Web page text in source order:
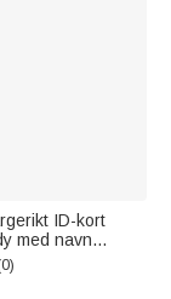
ID-kort
med navn
Klinikker
Appreciation